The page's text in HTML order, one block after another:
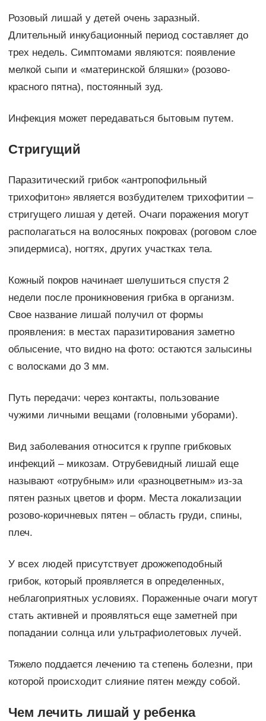
Розовый лишай у детей очень заразный.
Длительный инкубационный период составляет до
трех недель. Симптомами являются: появление
мелкой сыпи и «материнской бляшки» (розово-
красного пятна), постоянный зуд.
Инфекция может передаваться бытовым путем.
Стригущий­
Паразитический грибок «антропофильный
трихофитон» является возбудителем трихофитии –
стригущего лишая у детей. Очаги поражения могут
располагаться на волосяных покровах (роговом слое
эпидермиса), ногтях, других участках тела.
Кожный покров начинает шелушиться спустя 2
недели после проникновения грибка в организм.
Свое название лишай получил от формы
проявления: в местах паразитирования заметно
облысение, что видно на фото: остаются залысины
с волосками до 3 мм.
Путь передачи: через контакты, пользование
чужими личными вещами (головными уборами).
Вид заболевания относится к группе грибковых
инфекций – микозам. Отрубевидный лишай еще
называют «отрубным» или «разноцветным» из-за
пятен разных цветов и форм. Места локализации
розово-коричневых пятен – область груди, спины,
плеч.
У всех людей присутствует дрожжеподобный
грибок, который проявляется в определенных,
неблагоприятных условиях. Пораженные очаги могут
стать активней и проявляться еще заметней при
попадании солнца или ультрафиолетовых лучей.
Тяжело поддается лечению та степень болезни, при
которой происходит слияние пятен между собой.
Чем лечить лишай у ребенка